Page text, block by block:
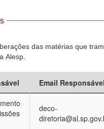
das matérias que
Alesp.
Email
deco-